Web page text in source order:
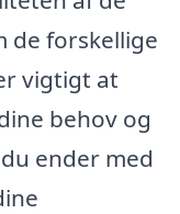
de forskellige
vigtigt at
behov og
ender med